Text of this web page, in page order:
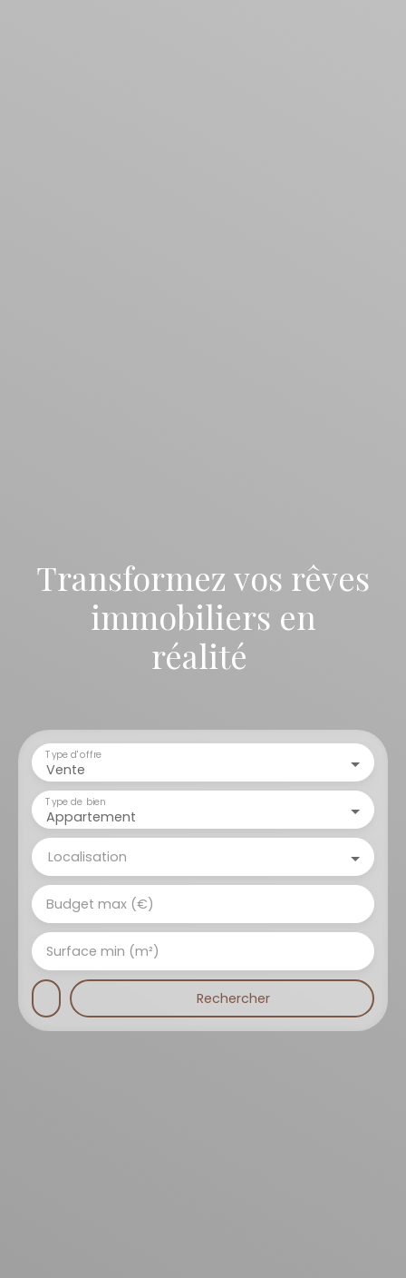
Transformez vos rêves
immobiliers en
réalité
Vente
Type d'offre
Appartement
Type de bien
Localisation
Budget max (€)
Surface min (m²)
Rechercher